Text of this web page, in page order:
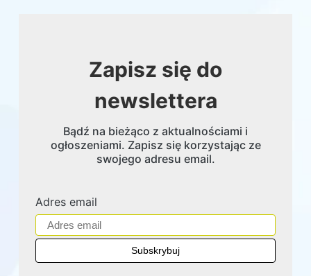
Zapisz się do
newslettera
Bądź na bieżąco z aktualnościami i
ogłoszeniami. Zapisz się korzystając ze
swojego adresu email.
Adres email